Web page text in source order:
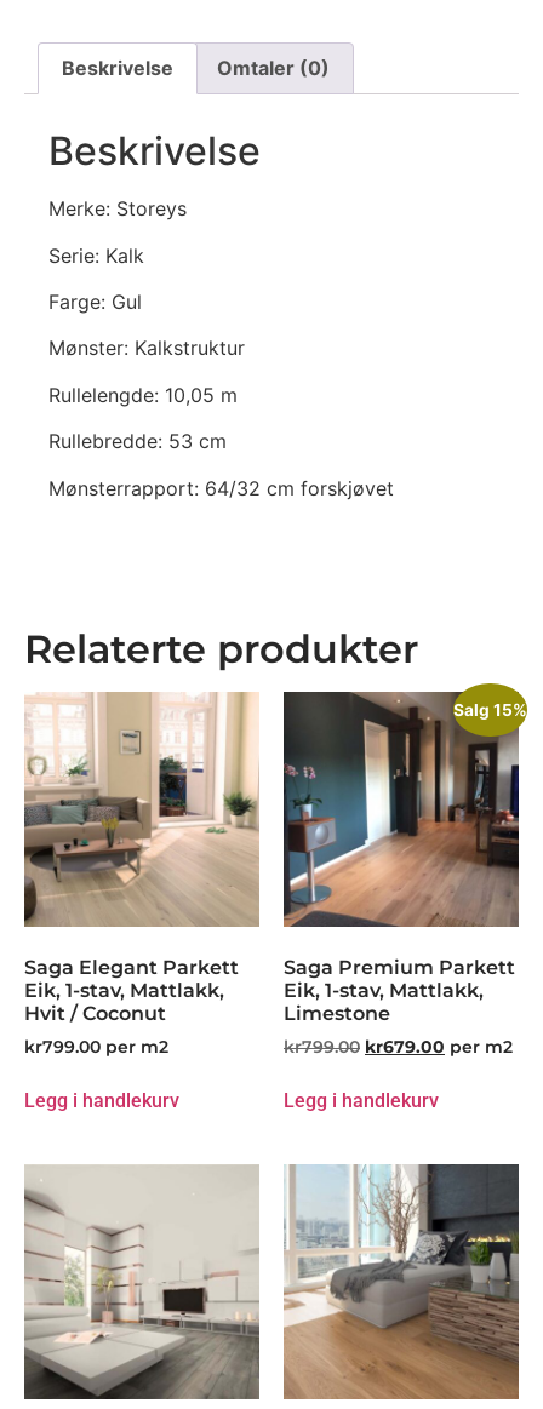
Beskrivelse Omtaler (0)
Beskrivelse
Merke: Storeys
Serie: Kalk
Farge: Gul
Mønster: Kalkstruktur
Rullelengde: 10,05 m
Rullebredde: 53 cm
Mønsterrapport: 64/32 cm forskjøvet
Relaterte produkter
Saga Elegant Parkett
Eik, 1-stav, Mattlakk,
Hvit / Coconut
kr799.00 per m2
Legg i handlekurv
Salg 15%
Saga Premium Parkett
Eik, 1-stav, Mattlakk,
Limestone
kr799.00 kr679.00 per m2
Legg i handlekurv